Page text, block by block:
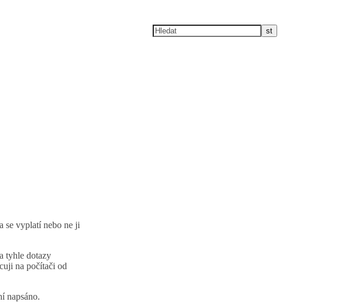
se vyplatí nebo ne ji
tyhle dotazy
na počítači od
napsáno.